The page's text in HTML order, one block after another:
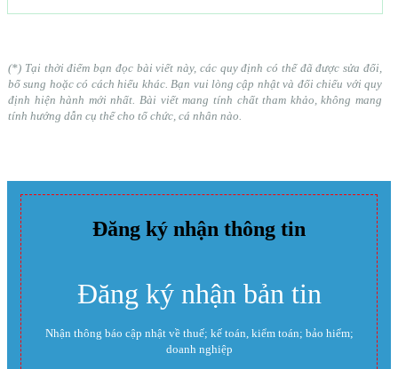
(*) Tại thời điểm bạn đọc bài viết này, các quy định có thể đã được sửa đổi,
bổ sung hoặc có cách hiểu khác. Bạn vui lòng cập nhật và đối chiếu với quy
định hiện hành mới nhất. Bài viết mang tính chất tham khảo, không mang
tính hướng dẫn cụ thể cho tổ chức, cá nhân nào.
Đăng ký nhận thông tin
Đăng ký nhận bản tin
Nhận thông báo cập nhật về thuế; kế toán, kiểm toán; bảo hiểm;
doanh nghiệp